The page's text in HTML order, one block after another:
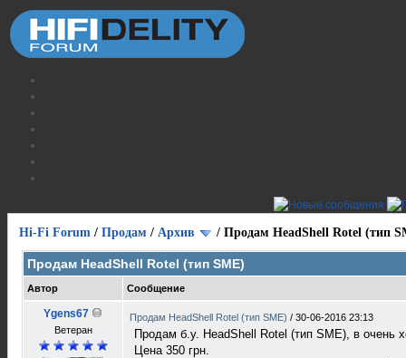
Hi-Fi Forum / Продам / Архив / Продам HeadShell Rotel (тип
Продам HeadShell Rotel (тип SME)
Автор Сообщение
Ygens67
Ветеран
Продам HeadShell Rotel (тип SME) / 30-06-2016 23:13
Продам б.у. HeadShell Rotel (тип SME), в очень
Цена 350 грн.